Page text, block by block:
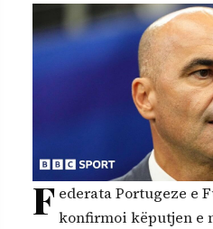
F ederata Portugeze e
konfirmoi këputjen e